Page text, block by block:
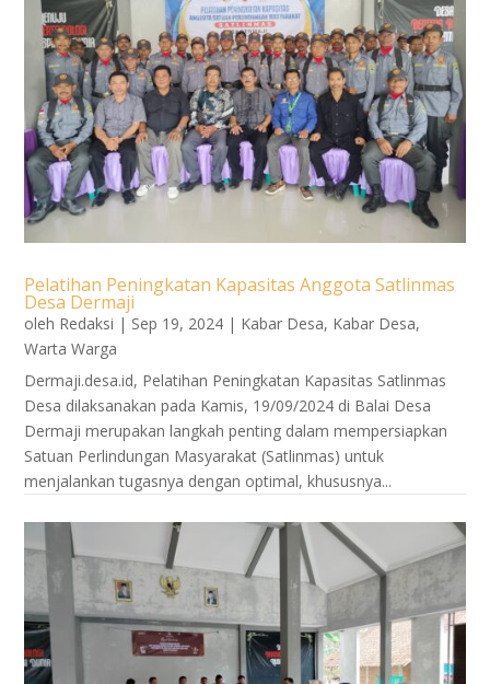
Pelatihan Peningkatan Kapasitas Anggota Satlinmas
Desa Dermaji
oleh Redaksi | Sep 19, 2024 | Kabar Desa, Kabar Desa,
Warta Warga
Dermaji.desa.id, Pelatihan Peningkatan Kapasitas Satlinmas
Desa dilaksanakan pada Kamis, 19/09/2024 di Balai Desa
Dermaji merupakan langkah penting dalam mempersiapkan
Satuan Perlindungan Masyarakat (Satlinmas) untuk
menjalankan tugasnya dengan optimal, khususnya...